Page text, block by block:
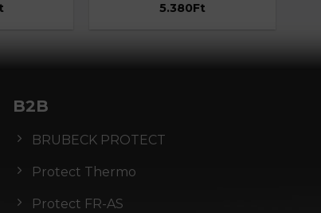
5.380Ft
B2B
BRUBECK PROTECT
Protect Thermo
Protect FR-AS